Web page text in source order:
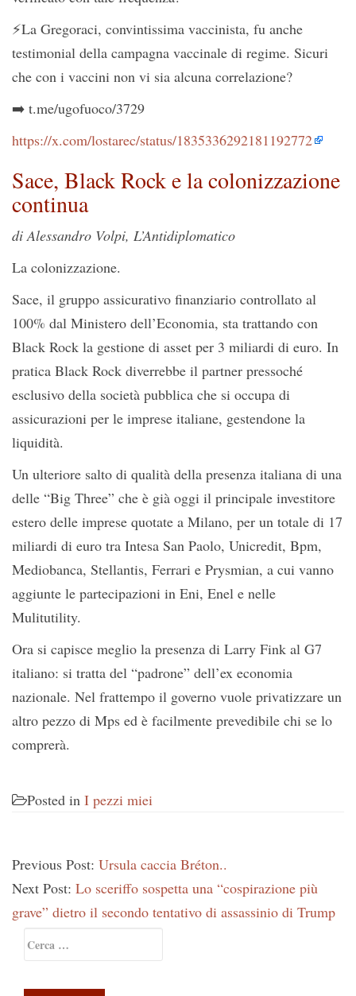
⚡️La Gregoraci, convintissima vaccinista, fu anche
testimonial della campagna vaccinale di regime. Sicuri
che con i vaccini non vi sia alcuna correlazione?
➡️ t.me/ugofuoco/3729
https://x.com/lostarec/status/1835336292181192772
Sace, Black Rock e la colonizzazione
continua
di Alessandro Volpi, L’Antidiplomatico
La colonizzazione.
Sace, il gruppo assicurativo finanziario controllato al
100% dal Ministero dell’Economia, sta trattando con
Black Rock la gestione di asset per 3 miliardi di euro. In
pratica Black Rock diverrebbe il partner pressoché
esclusivo della società pubblica che si occupa di
assicurazioni per le imprese italiane, gestendone la
liquidità.
Un ulteriore salto di qualità della presenza italiana di una
delle “Big Three” che è già oggi il principale investitore
estero delle imprese quotate a Milano, per un totale di 17
miliardi di euro tra Intesa San Paolo, Unicredit, Bpm,
Mediobanca, Stellantis, Ferrari e Prysmian, a cui vanno
aggiunte le partecipazioni in Eni, Enel e nelle
Mulitutility.
Ora si capisce meglio la presenza di Larry Fink al G7
italiano: si tratta del “padrone” dell’ex economia
nazionale. Nel frattempo il governo vuole privatizzare un
altro pezzo di Mps ed è facilmente prevedibile chi se lo
comprerà.
Posted in I pezzi miei
Previous Post: Ursula caccia Bréton..
Next Post: Lo sceriffo sospetta una “cospirazione più
grave” dietro il secondo tentativo di assassinio di Trump
Sidebar
per: